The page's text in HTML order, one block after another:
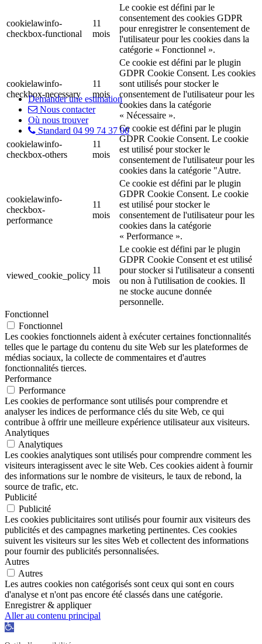
cookielawinfo-
checkbox-functional
11
mois
Le cookie est défini par le
consentement des cookies GDPR
pour enregistrer le consentement de
l'utilisateur pour les cookies dans la
catégorie « Fonctionnel ».
cookielawinfo-
checkbox-necessary
11
mois
Ce cookie est défini par le plugin
GDPR Cookie Consent. Les cookies
sont utilisés pour stocker le
consentement de l'utilisateur pour les
cookies dans la catégorie
« Nécessaire ».
cookielawinfo-
checkbox-others
11
mois
Ce cookie est défini par le plugin
GDPR Cookie Consent. Le cookie
est utilisé pour stocker le
consentement de l'utilisateur pour les
cookies dans la catégorie "Autre.
cookielawinfo-
checkbox-
performance
11
mois
Ce cookie est défini par le plugin
GDPR Cookie Consent. Le cookie
est utilisé pour stocker le
consentement de l'utilisateur pour les
cookies dans la catégorie
« Performance ».
viewed_cookie_policy
11
mois
Le cookie est défini par le plugin
GDPR Cookie Consent et est utilisé
pour stocker si l'utilisateur a consenti
ou non à l'utilisation de cookies. Il
ne stocke aucune donnée
personnelle.
Fonctionnel
Fonctionnel
Les cookies fonctionnels aident à exécuter certaines fonctionnalités
telles que le partage du contenu du site Web sur les plateformes de
médias sociaux, la collecte de commentaires et d'autres
fonctionnalités tierces.
Performance
Performance
Les cookies de performance sont utilisés pour comprendre et
analyser les indices de performance clés du site Web, ce qui
contribue à offrir une meilleure expérience utilisateur aux visiteurs.
Analytiques
Analytiques
Les cookies analytiques sont utilisés pour comprendre comment les
visiteurs interagissent avec le site Web. Ces cookies aident à fournir
des informations sur le nombre de visiteurs, le taux de rebond, la
source de trafic, etc.
Publicité
Publicité
Les cookies publicitaires sont utilisés pour fournir aux visiteurs des
publicités et des campagnes marketing pertinentes. Ces cookies
suivent les visiteurs sur les sites Web et collectent des informations
pour fournir des publicités personnalisées.
Autres
Autres
Les autres cookies non catégorisés sont ceux qui sont en cours
d'analyse et n'ont pas encore été classés dans une catégorie.
Enregistrer & appliquer
Demander une estimation
Nous contacter
Où nous trouver
Standard 04 99 74 37 00
Aller au contenu principal
Ouvrir